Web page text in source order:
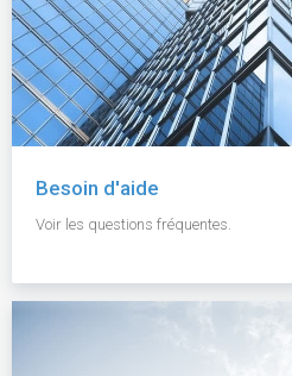
Besoin d'aide
Voir les questions fréquentes.